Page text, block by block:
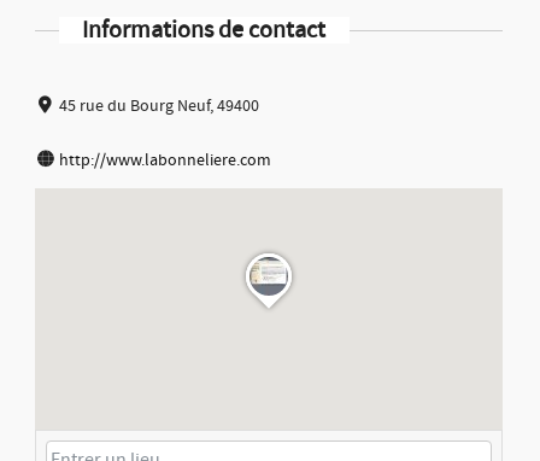
Informations de contact
45 rue du Bourg Neuf, 49400
http://www.labonneliere.com